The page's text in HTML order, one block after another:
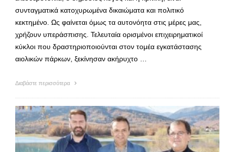
συνταγματικά κατοχυρωμένα δικαιώματα και πολιτικό
κεκτημένο. Ως φαίνεται όμως τα αυτονόητα στις μέρες μας,
χρήζουν υπεράσπισης. Τελευταία ορισμένοι επιχειρηματικοί
κύκλοι που δραστηριοποιούνται στον τομέα εγκατάστασης
αιολικών πάρκων, ξεκίνησαν ακήρυχτο …
Διαβάστε περισσότερα